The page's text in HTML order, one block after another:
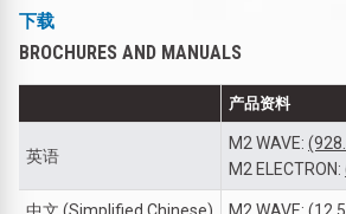
下载
BROCHURES AND MANUALS
产品资料
英语
M2 WAVE:
M2 ELECTRON:
中文 (Simplified Chinese) M2 WAVE: